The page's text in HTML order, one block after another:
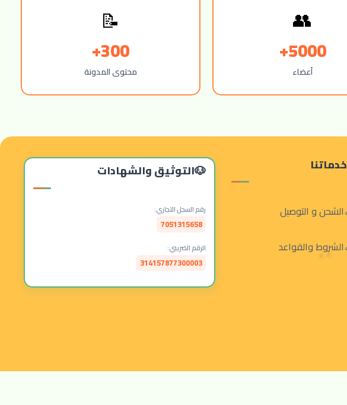
👥
5000+
أعضاء
📝
300+
محتوى المدونة
خدماتنا
الشحن و التوصيل
الشروط والقواعد
التوثيق والشهادات
رقم السجل التجاري:
7051315658
الرقم الضريبي:
314157877300003